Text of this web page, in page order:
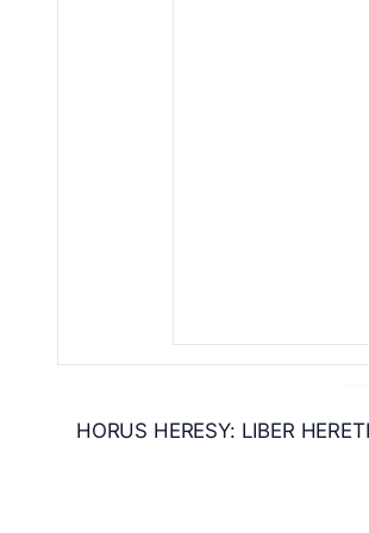
HORUS HERESY: LIBER